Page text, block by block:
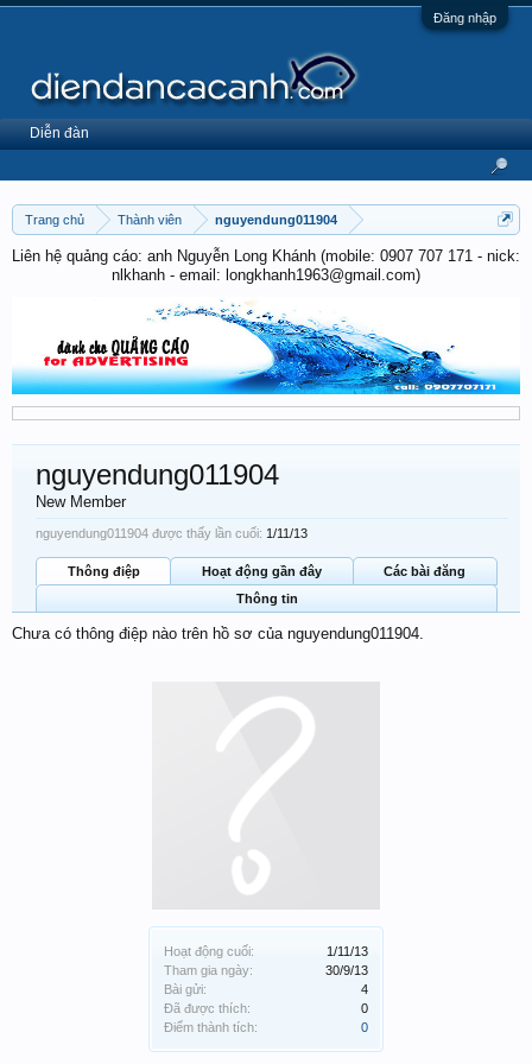
Đăng nhập
Trang chủ Thành viên nguyendung011904
Liên hệ quảng cáo: anh Nguyễn Long Khánh (mobile: 0907 707 171 - nick:
nlkhanh - email: longkhanh1963@gmail.com)
Hoạt động cuối:
1/11/13
Tham gia ngày:
30/9/13
Bài gửi:
4
Đã được thích:
0
Điểm thành tích:
0
nguyendung011904
New Member
nguyendung011904 được thấy lần cuối: 1/11/13
Thông điệp Hoạt động gần đây
Các bài đăng
Thông tin
Chưa có thông điệp nào trên hồ sơ của nguyendung011904.
Diễn đàn